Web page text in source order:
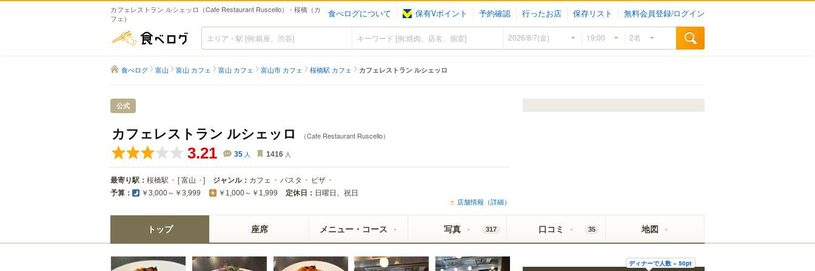
カフェレストラン ルシェッロ（Cafe Restaurant Ruscello） - 桜橋（カ
フェ）
食べログについて 保有Vポイント 予約確認 行ったお店 保存リスト 無料会員登録/ログイン
食べログ
食べログ 富山 富山 カフェ 富山 カフェ 富山市 カフェ 桜橋駅 カフェ カフェレストラン ルシェッロ
公式
カフェレストラン ルシェッロ （Cafe Restaurant Ruscello）
3.21 35 人 1416 人
最寄り駅： 桜橋駅 [富山 ] ジャンル： カフェ パスタ ピザ
予算： ￥3,000～￥3,999 ￥1,000～￥1,999 定休日： 日曜日、祝日
店舗情報（詳細）
トップ 座席 メニュー・コース 写真 317 口コミ 35 地図
ディナーで人数 × 50pt